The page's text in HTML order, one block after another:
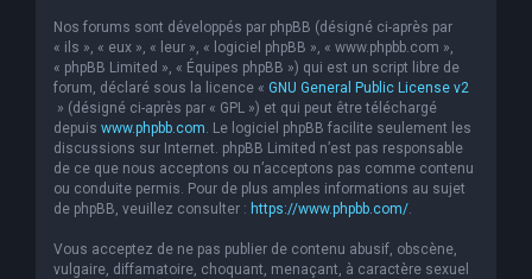
Nos forums sont développés par phpBB (désigné ci-après par
« ils », « eux », « leur », « logiciel phpBB », « www.phpbb.com »,
« phpBB Limited », « Équipes phpBB ») qui est un script libre de
forum, déclaré sous la licence « GNU General Public License v2
» (désigné ci-après par « GPL ») et qui peut être téléchargé
depuis www.phpbb.com. Le logiciel phpBB facilite seulement les
discussions sur Internet. phpBB Limited n’est pas responsable
de ce que nous acceptons ou n’acceptons pas comme contenu
ou conduite permis. Pour de plus amples informations au sujet
de phpBB, veuillez consulter : https://www.phpbb.com/.
Vous acceptez de ne pas publier de contenu abusif, obscène,
vulgaire, diffamatoire, choquant, menaçant, à caractère sexuel